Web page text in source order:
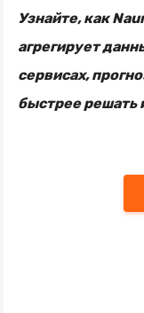
Узнайте, как
агрегирует
сервисах,
быстрее решать